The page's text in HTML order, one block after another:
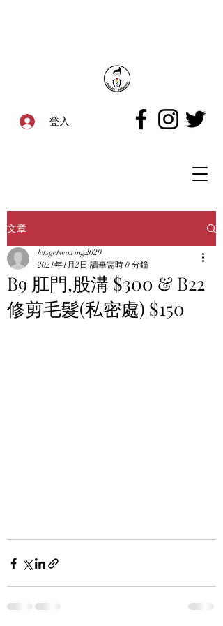
登入
文章
B9 肛門,股溝 $300 & B22
修剪毛髮(私密處) $150
letsgetwaxing2020
2021年1月2日 讀畢需時 0 分鐘